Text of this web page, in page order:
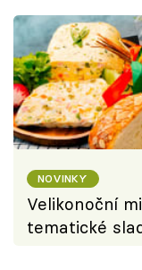
NOVINKY
Velikonoční
tematické